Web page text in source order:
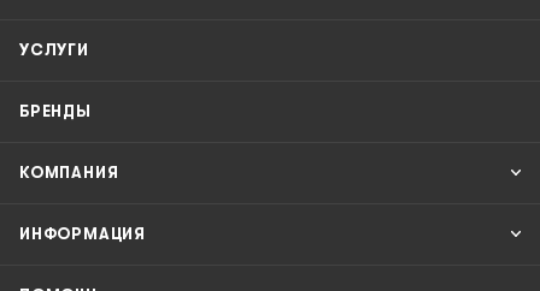
УСЛУГИ
БРЕНДЫ
КОМПАНИЯ
ИНФОРМАЦИЯ